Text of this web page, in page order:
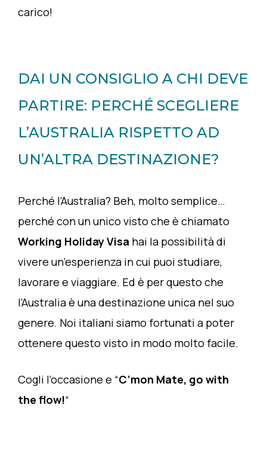
carico!
DAI UN CONSIGLIO A CHI DEVE
PARTIRE: PERCHÉ SCEGLIERE
L’AUSTRALIA RISPETTO AD
UN’ALTRA DESTINAZIONE?
Perché l’Australia? Beh, molto semplice…
perché con un unico visto che è chiamato
Working Holiday Visa hai la possibilità di
vivere un’esperienza in cui puoi studiare,
lavorare e viaggiare. Ed è per questo che
l’Australia è una destinazione unica nel suo
genere. Noi italiani siamo fortunati a poter
ottenere questo visto in modo molto facile.
Cogli l’occasione e “C’mon Mate, go with
the flow!“